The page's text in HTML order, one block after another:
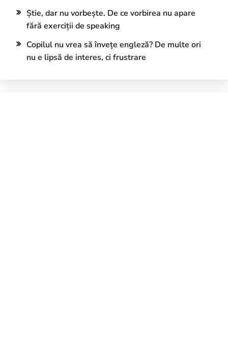
Știe, dar nu vorbește. De ce vorbirea nu apare
fără exerciții de speaking
Copilul nu vrea să învețe engleză? De multe ori
nu e lipsă de interes, ci frustrare